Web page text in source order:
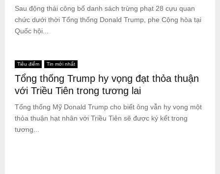
Sau động thái công bố danh sách trừng phạt 28 cựu quan
chức dưới thời Tổng thống Donald Trump, phe Cộng hòa tại
Quốc hội...
Tiêu điểm Tin mới nhất
Tổng thống Trump hy vọng đạt thỏa thuận
với Triều Tiên trong tương lai
Tổng thống Mỹ Donald Trump cho biết ông vẫn hy vọng một
thỏa thuận hạt nhân với Triều Tiên sẽ được ký kết trong
tương...